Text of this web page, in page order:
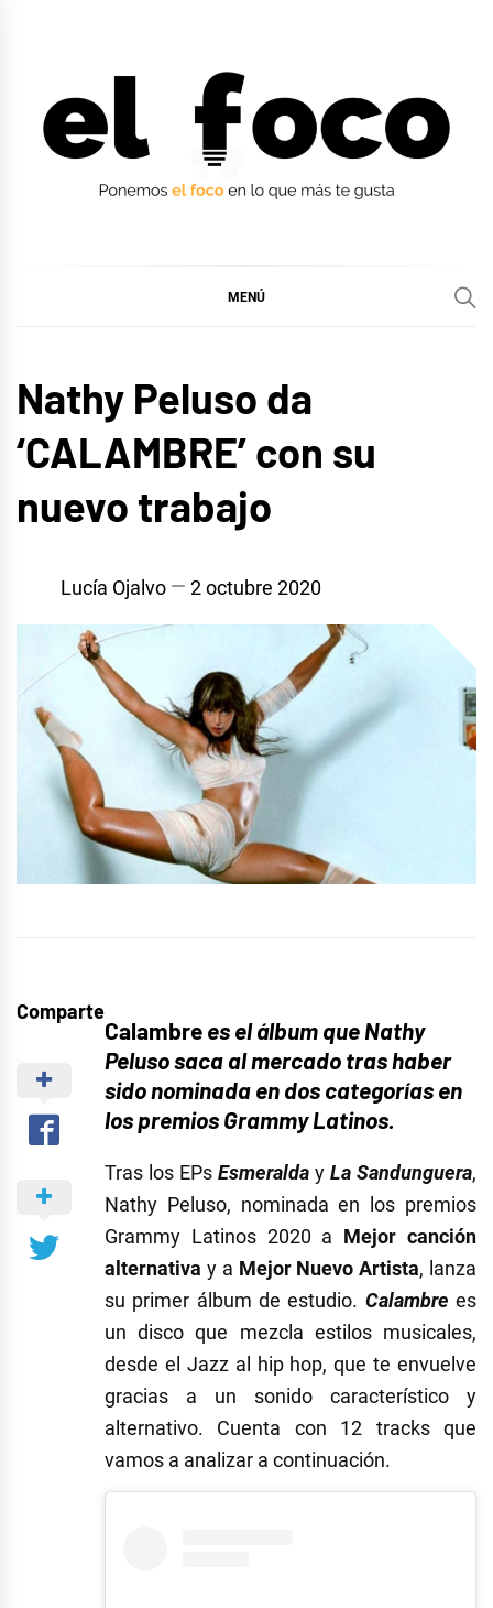
MENÚ
Nathy Peluso da
‘CALAMBRE’ con su
nuevo trabajo
Lucía Ojalvo 2 octubre 2020
Comparte
Calambre es elálbum que Nathy
Peluso saca al mercado tras haber
sido nominada en dos categorías en
los premios Grammy Latinos.
Tras los EPs Esmeralda y La Sandunguera,
Nathy Peluso, nominada en los premios
Grammy Latinos 2020 a Mejor canción
alternativa y a Mejor Nuevo Artista, lanza
su primer álbum de estudio. Calambre es
un disco que mezcla estilos musicales,
desde el Jazz al hip hop, que te envuelve
gracias a un sonido característico y
alternativo. Cuenta con 12 tracks que
vamos a analizar a continuación.